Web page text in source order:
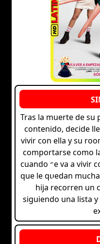
Tras la muerte de su
contenido, decide
vivir con ella y su
comportarse como
cuando se va a vivir
que le quedan
hija recorren un
siguiendo una lista